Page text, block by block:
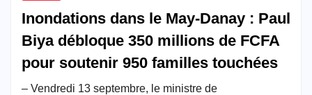
Inondations dans le May-Danay : Paul
Biya débloque 350 millions de FCFA
pour soutenir 950 familles touchées
– Vendredi 13 septembre, le ministre de